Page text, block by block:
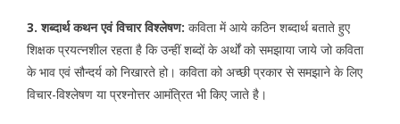
3. शब्दार्थ कथन एवं विचार विश्लेषण: कविता में आये कठिन शब्दार्थ बताते हुए
शिक्षक प्रयत्नशील रहता है कि उन्हीं शब्दों के अर्थों को समझाया जाये जो कविता
के भाव एवं सौन्दर्य को निखारते हो। कविता को अच्छी प्रकार से समझाने के लिए
विचार-विश्लेषण या प्रश्नोत्तर आमंत्रित भी किए जाते है।